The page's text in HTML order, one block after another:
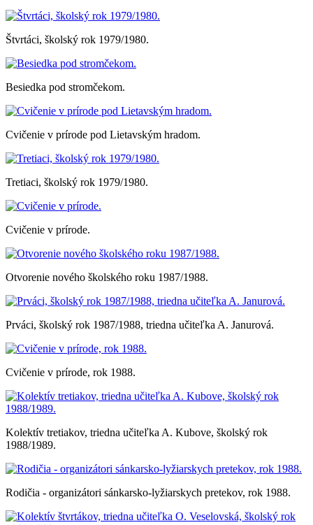
Štvrtáci, školský rok 1979/1980.
Besiedka pod stromčekom.
Cvičenie v prírode pod Lietavským hradom.
Tretiaci, školský rok 1979/1980.
Cvičenie v prírode.
Otvorenie nového školského roku 1987/1988.
Prváci, školský rok 1987/1988, triedna učiteľka A. Janurová.
Cvičenie v prírode, rok 1988.
Kolektív tretiakov, triedna učiteľka A. Kubove, školský rok
1988/1989.
Rodičia - organizátori sánkarsko-lyžiarskych pretekov, rok 1988.